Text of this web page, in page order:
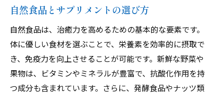
ハイキングの治癒力を高める効果
ガーデニングで癒しを得る方法
日光浴とビタミンDの重要性
アウトドア瞑想のすすめ
自然とのつながりを深めるワークショップ
自然とのつながりが治癒力を高める効果を学ぶ
自然食品とサプリメントの選び方
自然食品は、治癒力を高めるための基本的な要素です。
体に優しい食材を選ぶことで、栄養素を効率的に摂取で
き、免疫力を向上させることが可能です。新鮮な野菜や
果物は、ビタミンやミネラルが豊富で、抗酸化作用を持
つ成分も含まれています。さらに、発酵食品やナッツ類